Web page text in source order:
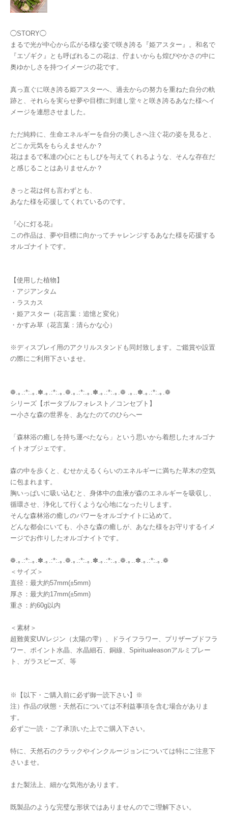
◯STORY◯
まるで光が中心から広がる様な姿で咲き誇る『姫アスター』。和名で
『エゾギク』とも呼ばれるこの花は、佇まいからも煌びやかさの中に
奥ゆかしさを持つイメージの花です。
真っ直ぐに咲き誇る姫アスターへ、過去からの努力を重ねた自分の軌
跡と、それらを実らせ夢や目標に到達し堂々と咲き誇るあなた様へイ
メージを連想させました。
ただ純粋に、生命エネルギーを自分の美しさへ注ぐ花の姿を見ると、
どこか元気をもらえませんか？
花はまるで私達の心にともしびを与えてくれるような、そんな存在だ
と感じることはありませんか？
きっと花は何も言わずとも、
あなた様を応援してくれているのです。
『心に灯る花』
この作品は、夢や目標に向かってチャレンジするあなた様を応援する
オルゴナイトです。
【使用した植物】
・アジアンタム
・ラスカス
・姫アスター（花言葉：追憶と変化）
・かすみ草（花言葉：清らかな心）
※ディスプレイ用のアクリルスタンドも同封致します。ご鑑賞や設置
の際にご利用下さいませ。
❁.｡.:*:.｡.✽.｡.:*:.｡.❁.｡.:*:.｡.✽.｡.:*:.｡.❁ .｡..✽.｡.:*:.｡.❁
シリーズ【ポータブルフォレスト／コンセプト】
ー小さな森の世界を、あなたのてのひらへー
「森林浴の癒しを持ち運べたなら」という思いから着想したオルゴナ
イトオブジェです。
森の中を歩くと、むせかえるくらいのエネルギーに満ちた草木の空気
に包まれます。
胸いっぱいに吸い込むと、身体中の血液が森のエネルギーを吸収し、
循環させ、浄化して行くような心地になったりします。
そんな森林浴の癒しのパワーをオルゴナイトに込めて。
どんな都会にいても、小さな森の癒しが、あなた様をお守りするイメ
ージでお作りしたオルゴナイトです。
❁.｡.:*:.｡.✽.｡.:*:.｡.❁.｡.:*:.｡.✽.｡.:*:.｡.❁.｡..✽.｡.:*:.｡.❁
＜サイズ＞
直径：最大約57mm(±5mm)
厚さ：最大約17mm(±5mm)
重さ：約60g以内
＜素材＞
超難黄変UVレジン（太陽の雫）、ドライフラワー、プリザーブドフラ
ワー、ポイント水晶、水晶細石、銅線、Spiritualeasonアルミプレー
ト、ガラスビーズ、等
※【以下・ご購入前に必ず御一読下さい】※
注）作品の状態・天然石については不利益事項を含む場合がありま
す。
必ずご一読・ご了承頂いた上でご購入下さい。
特に、天然石のクラックやインクルージョンについては特にご注意下
さいませ。
また製法上、細かな気泡があります。
既製品のような完璧な形状ではありませんのでご理解下さい。